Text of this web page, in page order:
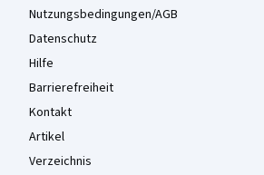
Nutzungsbedingungen/AGB
Datenschutz
Hilfe
Barrierefreiheit
Kontakt
Artikel
Verzeichnis